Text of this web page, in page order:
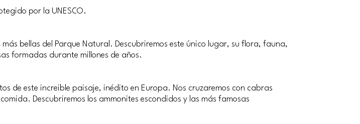
por la UNESCO.
bellas del Parque Natural. Descubriremos este único lugar, su flora, fauna,
formadas durante millones de años.
de este increible paisaje, inédito en Europa. Nos cruzaremos con cabras
Descubriremos los ammonites escondidos y las más famosas